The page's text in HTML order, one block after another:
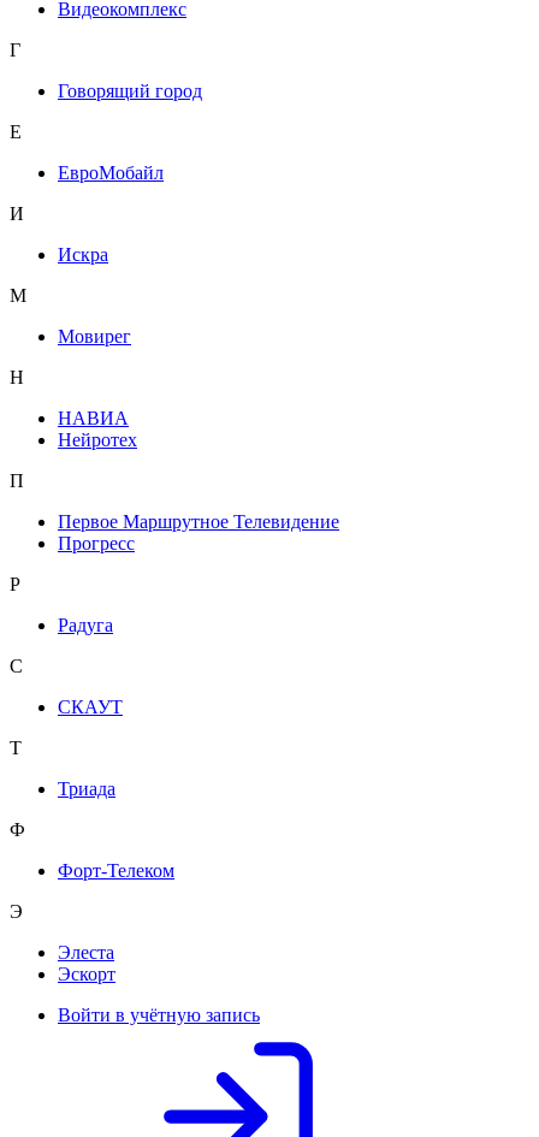
Видеокомплекс
Г
Говорящий город
Е
ЕвроМобайл
И
Искра
М
Мовирег
Н
НАВИА
Нейротех
П
Первое Маршрутное Телевидение
Прогресс
Р
Радуга
С
СКАУТ
Т
Триада
Ф
Форт-Телеком
Э
Элеста
Эскорт
Войти в учётную запись